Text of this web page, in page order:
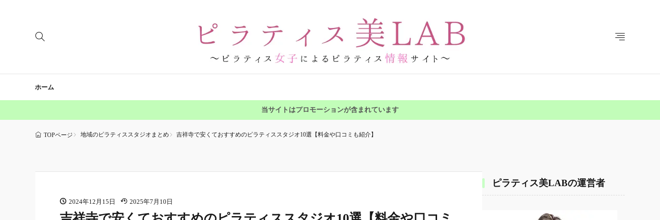
ホーム
当サイトはプロモーションが含まれています
TOPページ 地域のピラティススタジオまとめ 吉祥寺で安くておすすめのピラティススタジオ10選【料金や口コミも紹介】
2024年12月15日 2025年7月10日
ピラティス美LABの運営者